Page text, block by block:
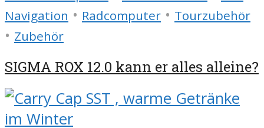
Navigation • Radcomputer • Tourzubehör
• Zubehör
SIGMA ROX 12.0 kann er alles alleine?